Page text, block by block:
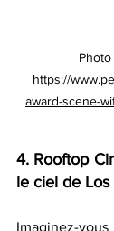
https://
award-scene-
4. Rooftop
le ciel de
Imaginez-